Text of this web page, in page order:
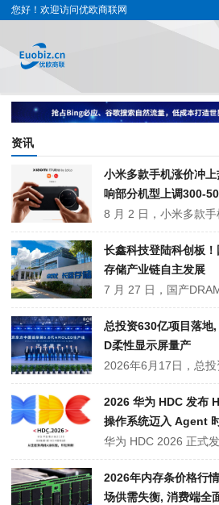
您好！欢迎访问优欧商联网
资讯
小米多款手机涨价冲
响部分机型上调300-
长鑫科技登陆科创板
存储产业链自主发展
总投资630亿项目落地
D柔性显示屏量产
2026 华为 HDC 发布
操作系统迈入 Agent
2026年内存条价格行
场供需失衡, 消费端全